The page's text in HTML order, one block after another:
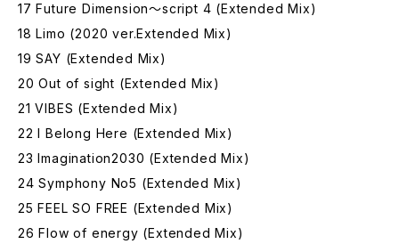
17 Future Dimension〜script 4 (Extended Mix)
18 Limo (2020 ver.Extended Mix)
19 SAY (Extended Mix)
20 Out of sight (Extended Mix)
21 VIBES (Extended Mix)
22 I Belong Here (Extended Mix)
23 Imagination2030 (Extended Mix)
24 Symphony No5 (Extended Mix)
25 FEEL SO FREE (Extended Mix)
26 Flow of energy (Extended Mix)